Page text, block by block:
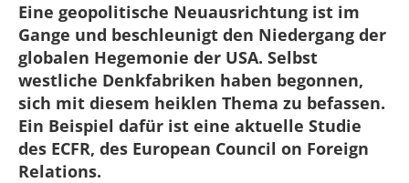
Eine geopolitische Neuausrichtung ist im
Gange und beschleunigt den Niedergang der
globalen Hegemonie der USA. Selbst
westliche Denkfabriken haben begonnen,
sich mit diesem heiklen Thema zu befassen.
Ein Beispiel dafür ist eine aktuelle Studie
des ECFR, des European Council on Foreign
Relations.